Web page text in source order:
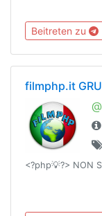
Beitreten zu
filmphp.it
<?php💡?> NON